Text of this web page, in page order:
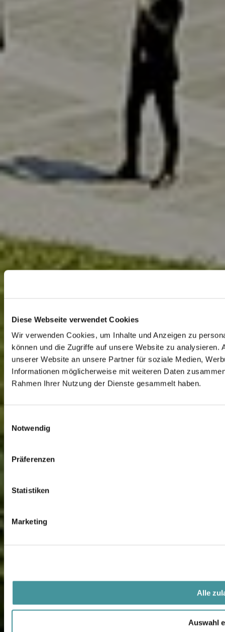
Diese Webseite verwendet Cookies
Wir verwenden Cookies, um Inhalte und Anzeigen zu
können und die Zugriffe auf unsere Website zu
unserer Website an unsere Partner für soziale Medien,
Informationen möglicherweise mit weiteren Daten
Rahmen Ihrer Nutzung der Dienste gesammelt haben.
Notwendig
Präferenzen
Statistiken
Marketing
Alle
Auswahl
2
3
5